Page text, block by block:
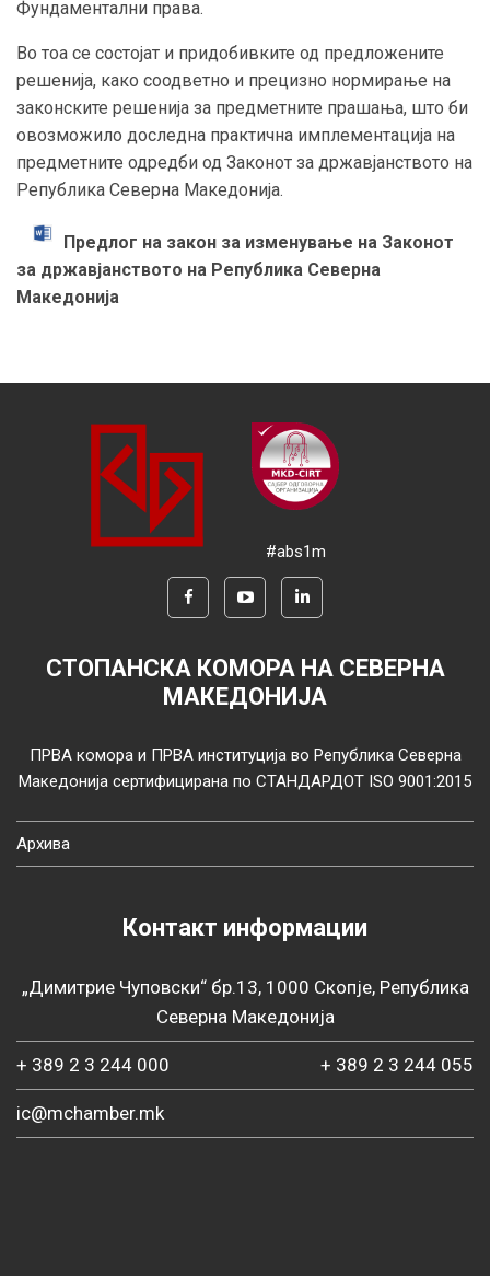
Фундаментални права.
Во тоа се состојат и придобивките од предложените
решенија, како соодветно и прецизно нормирање на
законските решенија за предметните прашања, што би
овозможило доследна практична имплементација на
предметните одредби од Законот за државјанството на
Република Северна Македонија.
Предлог на закон за изменување на Законот
за државјанството на Република Северна
Македонија
#abs1m
СТОПАНСКА КОМОРА НА СЕВЕРНА
МАКЕДОНИЈА
ПРВА комора и ПРВА институција во Република Северна
Македонија сертифицирана по СТАНДАРДОТ ISO 9001:2015
Архива
Контакт информации
„Димитрие Чуповски“ бр.13, 1000 Скопје, Република
Северна Македонија
+ 389 2 3 244 000 + 389 2 3 244 055
ic@mchamber.mk